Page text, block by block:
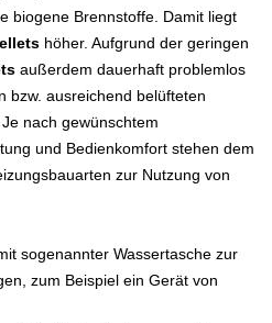
biogene Brennstoffe. Damit liegt
höher. Aufgrund der geringen
außerdem dauerhaft problemlos
bzw. ausreichend belüfteten
nach gewünschtem
und Bedienkomfort stehen dem
zur Nutzung von
sogenannter Wassertasche zur
zum Beispiel ein Gerät von